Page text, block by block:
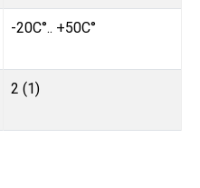
-20C°.. +50C°
2 (1)